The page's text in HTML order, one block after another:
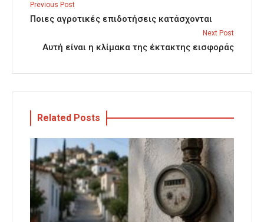
Previous Post
Ποιες αγροτικές επιδοτήσεις κατάσχονται
Next Post
Αυτή είναι η κλίμακα της έκτακτης εισφοράς
Related Posts